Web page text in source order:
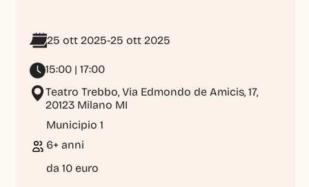
25 ott 2025-25 ott 2025
15:00 | 17:00
Teatro Trebbo, Via Edmondo de Amicis, 17,
20123 Milano MI
Municipio 1
6+ anni
da 10 euro